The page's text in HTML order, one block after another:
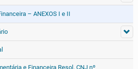
– ANEXOS I e II
e Financeira Resol. CNJ nº